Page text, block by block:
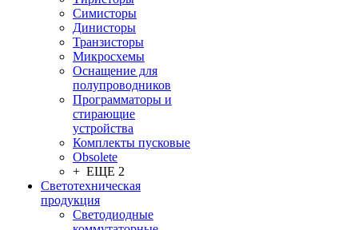
Симисторы
Динисторы
Транзисторы
Микросхемы
Оснащение для
полупроводников
Программаторы и
стирающие
устройства
Комплекты пусковые
Obsolete
+ ЕЩЕ 2
Светотехническая
продукция
Светодиодные